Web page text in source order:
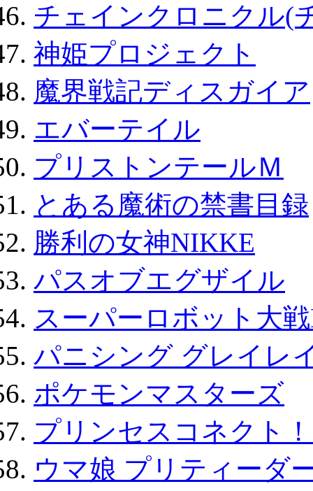
チェインクロニクル(
神姫プロジェクト
魔界戦記ディスガイア
エバーテイル
プリストンテールＭ
とある魔術の禁書目録
勝利の女神NIKKE
パスオブエグザイル
スーパーロボット大
パニシング グレイレ
ポケモンマスターズ
プリンセスコネクト
ウマ娘 プリティーダ